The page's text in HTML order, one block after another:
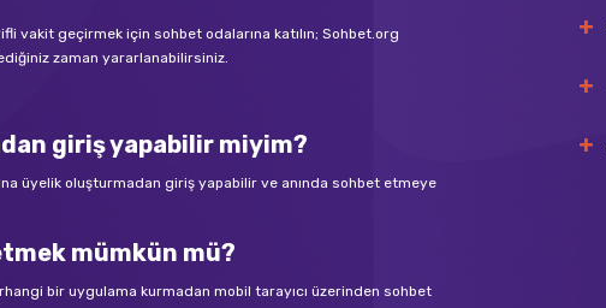
vakit geçirmek için sohbet odalarına katılın; Sohbet.org
zaman yararlanabilirsiniz.
giriş yapabilir miyim?
üyelik oluşturmadan giriş yapabilir ve anında sohbet etmeye
mümkün mü?
bir uygulama kurmadan mobil tarayıcı üzerinden sohbet